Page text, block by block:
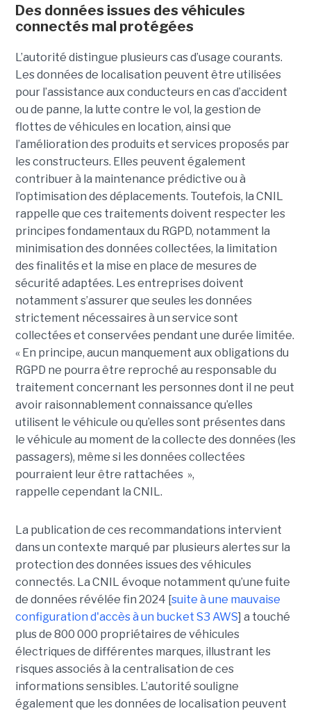
Des données issues des véhicules
connectés mal protégées
L’autorité distingue plusieurs cas d’usage courants.
Les données de localisation peuvent être utilisées
pour l’assistance aux conducteurs en cas d’accident
ou de panne, la lutte contre le vol, la gestion de
flottes de véhicules en location, ainsi que
l’amélioration des produits et services proposés par
les constructeurs. Elles peuvent également
contribuer à la maintenance prédictive ou à
l’optimisation des déplacements. Toutefois, la CNIL
rappelle que ces traitements doivent respecter les
principes fondamentaux du RGPD, notamment la
minimisation des données collectées, la limitation
des finalités et la mise en place de mesures de
sécurité adaptées. Les entreprises doivent
notamment s’assurer que seules les données
strictement nécessaires à un service sont
collectées et conservées pendant une durée limitée.
« En principe, aucun manquement aux obligations du
RGPD ne pourra être reproché au responsable du
traitement concernant les personnes dont il ne peut
avoir raisonnablement connaissance qu’elles
utilisent le véhicule ou qu’elles sont présentes dans
le véhicule au moment de la collecte des données (les
passagers), même si les données collectées
pourraient leur être rattachées »,
rappelle cependant la CNIL.
La publication de ces recommandations intervient
dans un contexte marqué par plusieurs alertes sur la
protection des données issues des véhicules
connectés. La CNIL évoque notamment qu’une fuite
de données révélée fin 2024 [suite à une mauvaise
configuration d'accès à un bucket S3 AWS] a touché
plus de 800 000 propriétaires de véhicules
électriques de différentes marques, illustrant les
risques associés à la centralisation de ces
informations sensibles. L’autorité souligne
également que les données de localisation peuvent